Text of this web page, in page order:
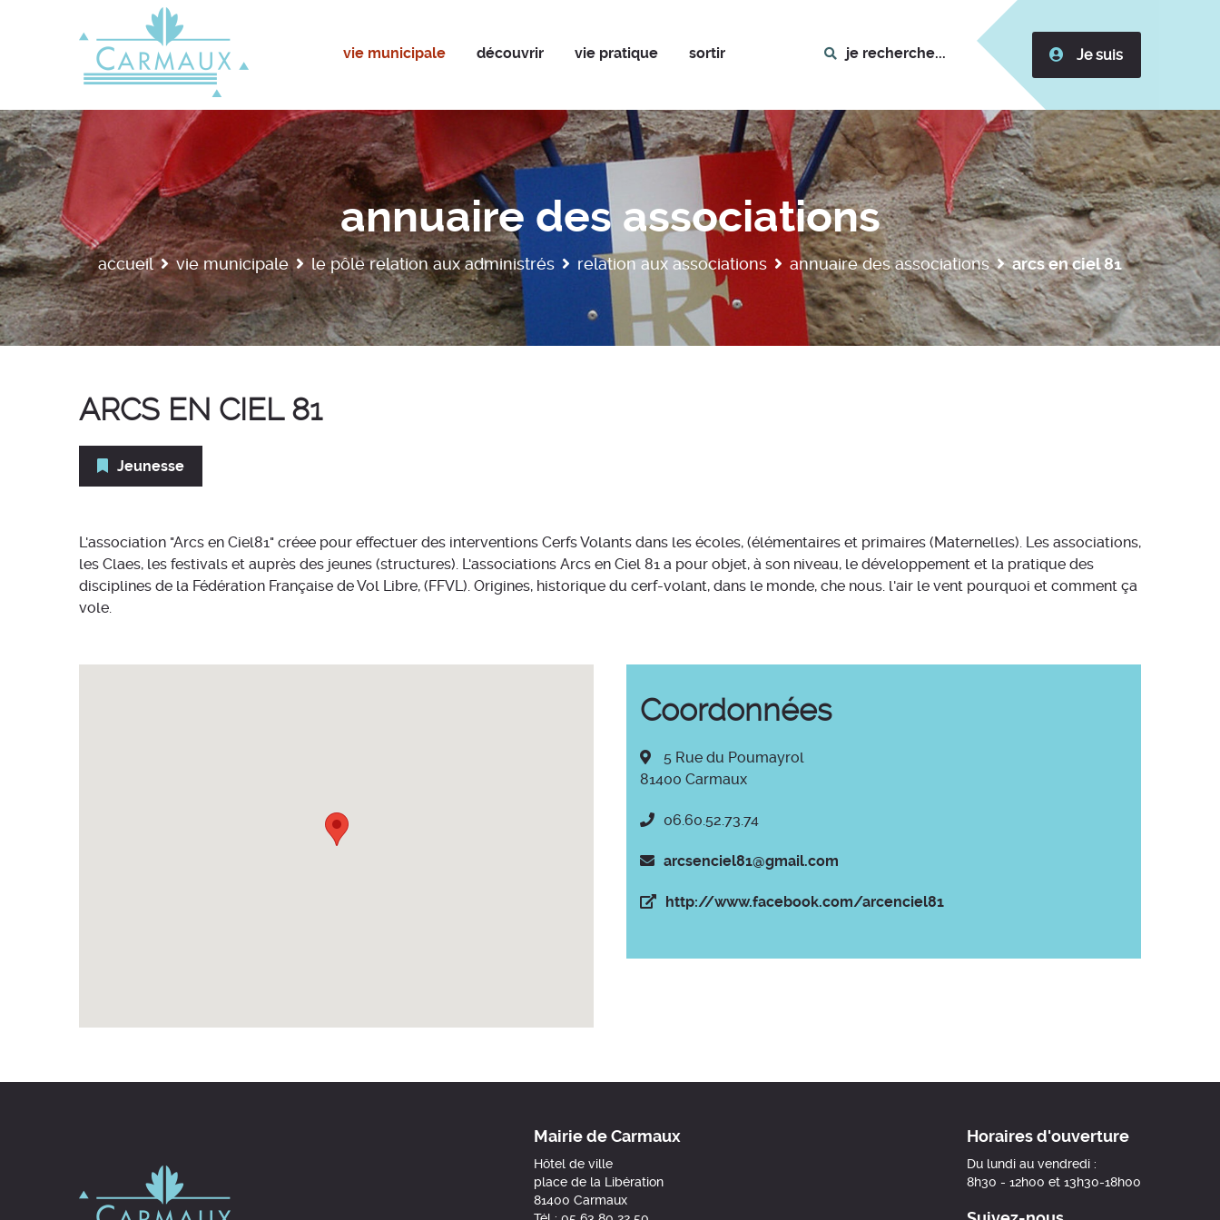
vie municipale découvrir vie pratique sortir je recherche... Je suis
annuaire des associations
accueil vie municipale le pôle relation aux administrés relation aux associations annuaire des associations arcs en ciel 81
ARCS EN CIEL 81
Jeunesse
L'association "Arcs en Ciel81" créee pour effectuer des interventions Cerfs Volants dans les écoles, (élémentaires et primaires (Maternelles). Les associations,
les Claes, les festivals et auprès des jeunes (structures). L'associations Arcs en Ciel 81 a pour objet, à son niveau, le développement et la pratique des
disciplines de la Fédération Française de Vol Libre, (FFVL). Origines, historique du cerf-volant, dans le monde, che nous. l'air le vent pourquoi et comment ça
vole.
Coordonnées
5 Rue du Poumayrol
81400 Carmaux
06.60.52.73.74
arcsenciel81@gmail.com
http://www.facebook.com/arcenciel81
Mairie de Carmaux
Hôtel de ville
place de la Libération
81400 Carmaux
Horaires d'ouverture
Du lundi au vendredi :
8h30 - 12h00 et 13h30-18h00